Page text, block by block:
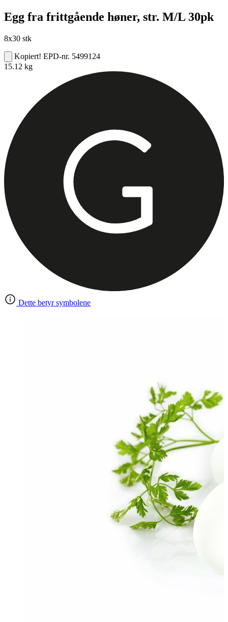
Egg fra frittgående høner, str. M/L 30pk
8x30 stk
Kopiert! EPD-nr. 5499124
15.12 kg
Dette betyr symbolene